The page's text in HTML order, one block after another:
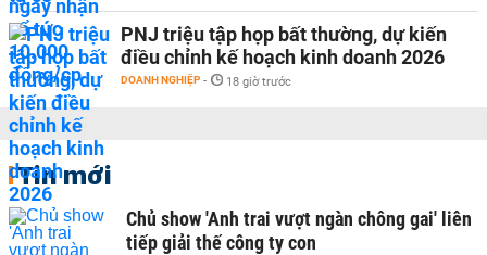
PNJ triệu tập họp bất thường, dự kiến
điều chỉnh kế hoạch kinh doanh 2026
DOANH NGHIỆP - 18 giờ trước
Tin mới
Chủ show 'Anh trai vượt ngàn chông gai' liên
tiếp giải thế công ty con